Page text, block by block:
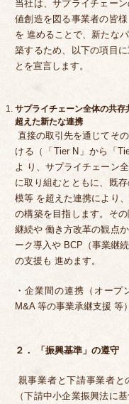
当社は、サプライチェー
値創造を図る事業者の皆
を 進めることで、新たな
築するため、以下の項目
とを宣言します。
サプライチェーン全体の共存
超えた新たな連携
直接の取引先を通じてそ
ける（「Tier N」から「
よ り、サプライチェーン
に取り組むとともに、既
模等 を超えた連携により
の構築を目指します。そ
継続や 働き方改革の観点
ーク導入や BCP（事業継
の支援も 進めます。
・企業間の連携（オープ
M&A 等の事業承継支援 等）
２． 「振興基準」の遵守
親事業者と下請事業者と
（下請中小企業振興法に